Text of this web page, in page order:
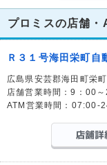
プロミスの店舗・
Ｒ３１号海田栄町自
広島県安芸郡海田町栄
店舗営業時間：9：00
ATM営業時間：07:00-